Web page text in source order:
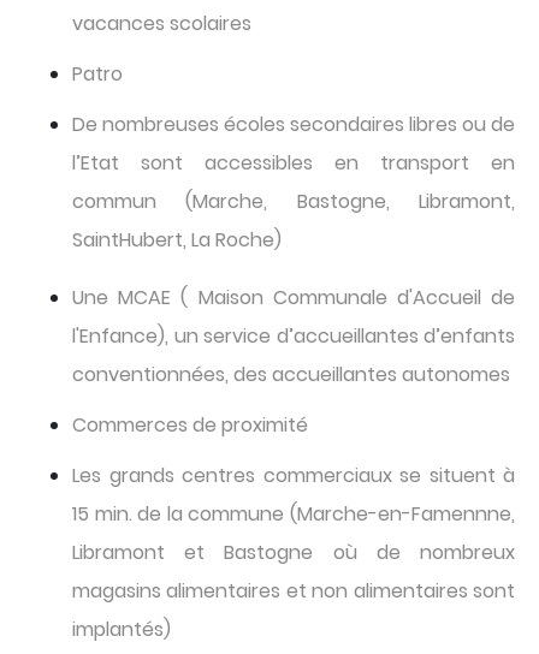
vacances scolaires
Patro
De nombreuses écoles secondaires libres ou de
l’Etat sont accessibles en transport en
commun (Marche, Bastogne, Libramont,
SaintHubert, La Roche)
Une MCAE ( Maison Communale d'Accueil de
l'Enfance), un service d’accueillantes d’enfants
conventionnées, des accueillantes autonomes
Commerces de proximité
Les grands centres commerciaux se situent à
15 min. de la commune (Marche-en-Famennne,
Libramont et Bastogne où de nombreux
magasins alimentaires et non alimentaires sont
implantés)